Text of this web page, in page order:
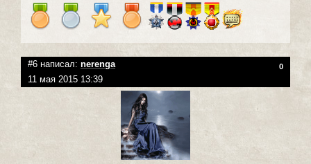
#6 написал: nerenga 0
11 мая 2015 13:39